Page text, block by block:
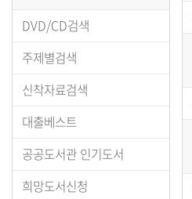
DVD/CD검색
주제별검색
신착자료검색
대출베스트
공공도서관 인기도서
희망도서신청